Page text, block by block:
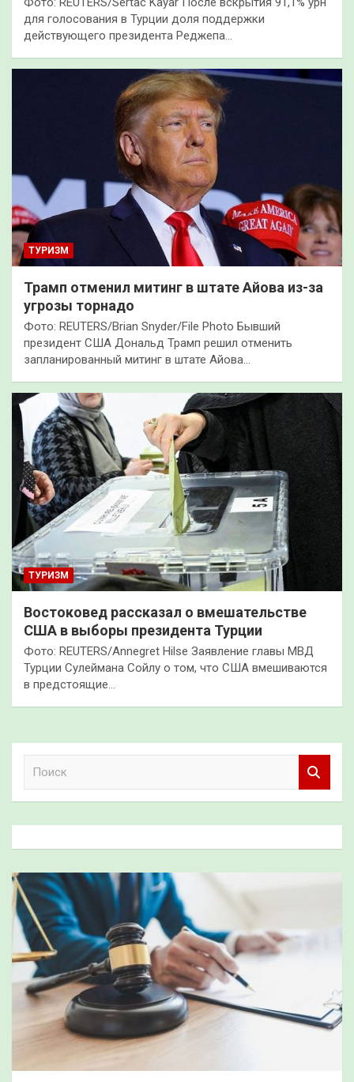
для голосования в Турции доля поддержки
действующего президента Реджепа…
ТУРИЗМ
Трамп отменил митинг в штате Айова из-за
угрозы торнадо
Фото: REUTERS/Brian Snyder/File Photo Бывший
президент США Дональд Трамп решил отменить
запланированный митинг в штате Айова…
ТУРИЗМ
Востоковед рассказал о вмешательстве
США в выборы президента Турции
Фото: REUTERS/Annegret Hilse Заявление главы МВД
Турции Сулеймана Сойлу о том, что США вмешиваются
в предстоящие…
к